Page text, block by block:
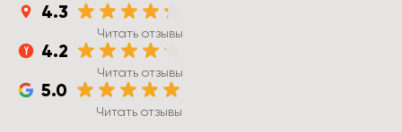
4.3
Читать отзывы
4.2
Читать отзывы
5.0
Читать отзывы